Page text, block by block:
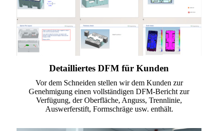
Detailliertes DFM für Kunden
Vor dem Schneiden stellen wir dem Kunden zur
Genehmigung einen vollständigen DFM-Bericht zur
Verfügung, der Oberfläche, Anguss, Trennlinie,
Auswerferstift, Formschräge usw. enthält.